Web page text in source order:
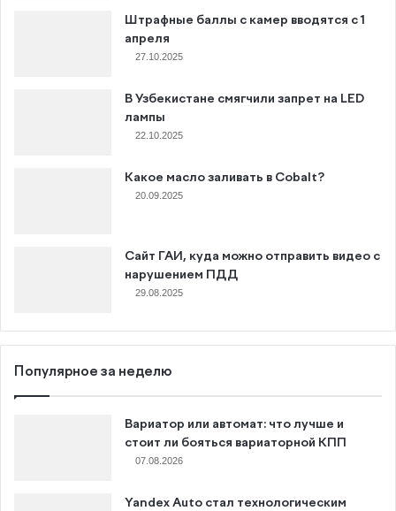
Штрафные баллы с камер вводятся с 1
апреля
27.10.2025
В Узбекистане смягчили запрет на LED
лампы
22.10.2025
Какое масло заливать в Cobalt?
20.09.2025
Сайт ГАИ, куда можно отправить видео с
нарушением ПДД
29.08.2025
Популярное за неделю
Вариатор или автомат: что лучше и
стоит ли бояться вариаторной КПП
07.08.2026
Yandex Auto стал технологическим